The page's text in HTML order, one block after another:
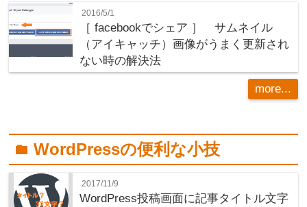
2016/5/1
［ facebookでシェア ］ サムネイル
（アイキャッチ）画像がうまく更新され
ない時の解決法
more...
folderWordPressの便利な小技
2017/11/9
WordPress投稿画面に記事タイトル文字